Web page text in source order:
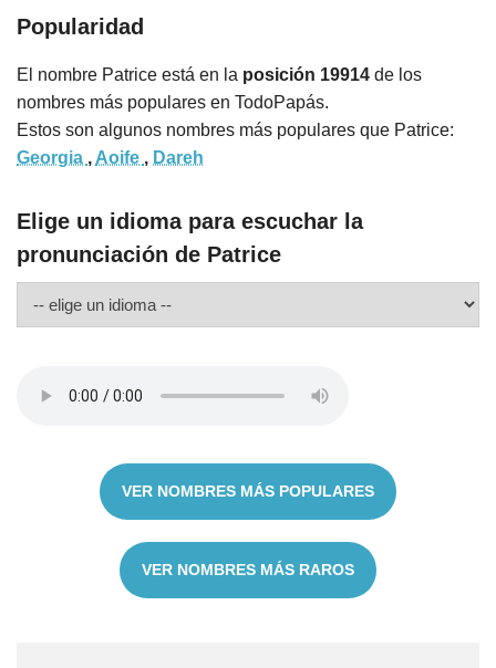
Popularidad
El nombre Patrice está en la posición 19914 de los
nombres más populares en TodoPapás.
Estos son algunos nombres más populares que Patrice:
Georgia , Aoife , Dareh
Elige un idioma para escuchar la
pronunciación de Patrice
VER NOMBRES MÁS POPULARES
VER NOMBRES MÁS RAROS